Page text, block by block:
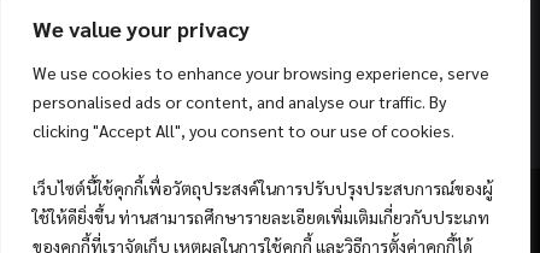
We value your privacy
We use cookies to enhance your browsing experience, serve
personalised ads or content, and analyse our traffic. By
clicking "Accept All", you consent to our use of cookies.
เว็บไซต์นี้ใช้คุกกี้เพื่อวัตถุประสงค์ในการปรับปรุงประสบการณ์ของผู้
ใช้ให้ดียิ่งขึ้น ท่านสามารถศึกษารายละเอียดเพิ่มเติมเกี่ยวกับประเภท
ของคุกกี้ที่เราจัดเก็บ เหตุผลในการใช้คุกกี้ และวิธีการตั้งค่าคุกกี้ได้
– บล. กรุงไทย เอ็กซ์สปริง จำกัด
– บล. ฟิลลิป (ประเทศไทย) จำกัด (มหาชน)